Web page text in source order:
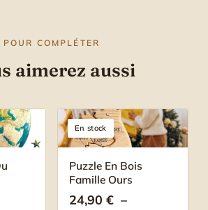
POUR COMPLÉTER
aimerez aussi
En stock
Puzzle En Bois
Famille Ours
24,90 € –